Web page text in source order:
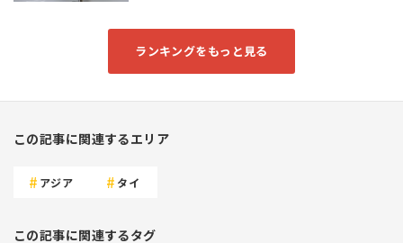
ランキングをもっと見る
この記事に関連するエリア
アジア タイ
この記事に関連するタグ